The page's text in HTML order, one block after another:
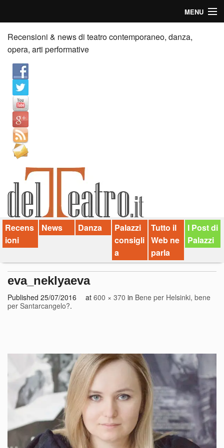
MENU
Home
Recensioni
Anticipazioni
News
Palazzi consiglia
Video
Chi siamo
Contatti
dT in English
Recensioni & news di teatro contemporaneo, danza,
opera, arti performative
Recens
ioni
News Danza
Palazzi
consigli
a
Tutto il
Web ne
parla
I Post di
Palazzi
eva_neklyaeva
Published 25/07/2016 at 600 × 370 in Bene per Helsinki, bene
per Santarcangelo?.